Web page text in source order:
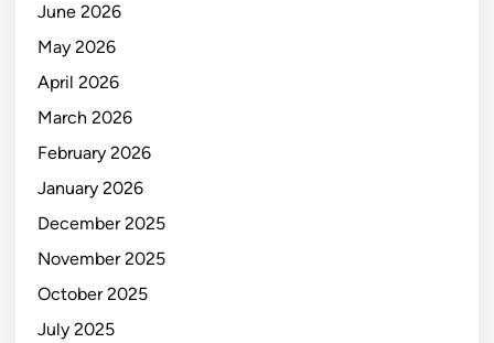
June 2026
May 2026
April 2026
March 2026
February 2026
January 2026
December 2025
November 2025
October 2025
July 2025